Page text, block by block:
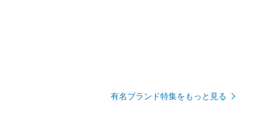
有名ブランド特集をもっと見る